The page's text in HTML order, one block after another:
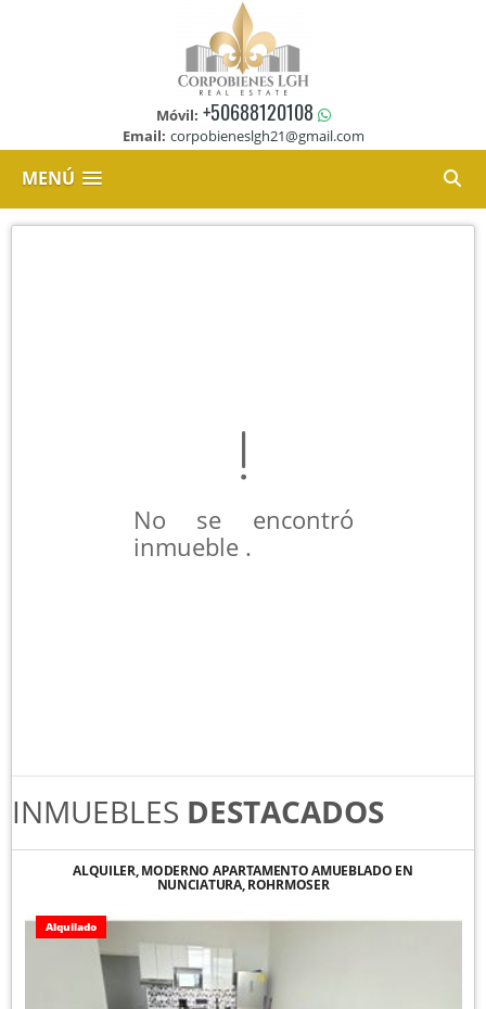
Móvil: +50688120108
Email: corpobieneslgh21@gmail.com
MENÚ
No se encontró
inmueble .
INMUEBLES DESTACADOS
ALQUILER, MODERNO APARTAMENTO AMUEBLADO EN
NUNCIATURA, ROHRMOSER
Alquilado